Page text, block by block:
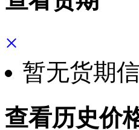
×
暂无货期
查看历史价